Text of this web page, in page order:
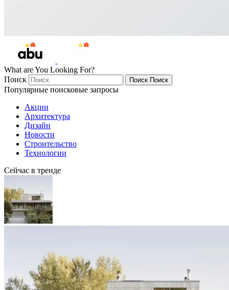
What are You Looking For?
Поиск
Поиск Поиск
Популярные поисковые запросы
Акции
Архитектура
Дизайн
Новости
Строительство
Технологии
Сейчас в тренде